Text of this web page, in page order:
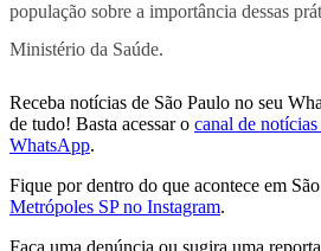
população sobre a importância dessas
Ministério da Saúde.
Receba notícias de São Paulo no seu
de tudo! Basta acessar o canal de
WhatsApp.
Fique por dentro do que acontece em
Metrópoles SP no Instagram.